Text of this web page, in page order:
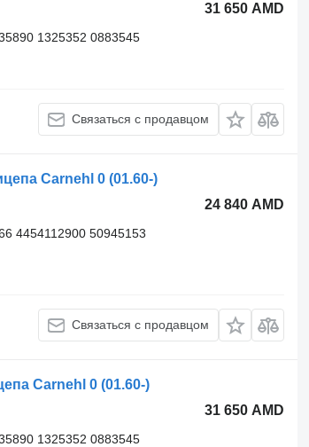
31 650 AMD
1325352 0883545
Связаться с продавцом
Carnehl 0 (01.60-)
24 840 AMD
4454112900 50945153
Связаться с продавцом
Carnehl 0 (01.60-)
31 650 AMD
1325352 0883545